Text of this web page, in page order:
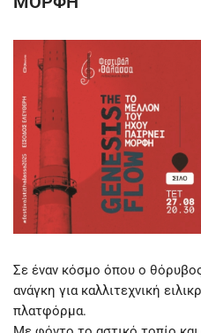
Σε έναν κόσμο όπου ο
ανάγκη για καλλιτεχνική
πλατφόρμα.